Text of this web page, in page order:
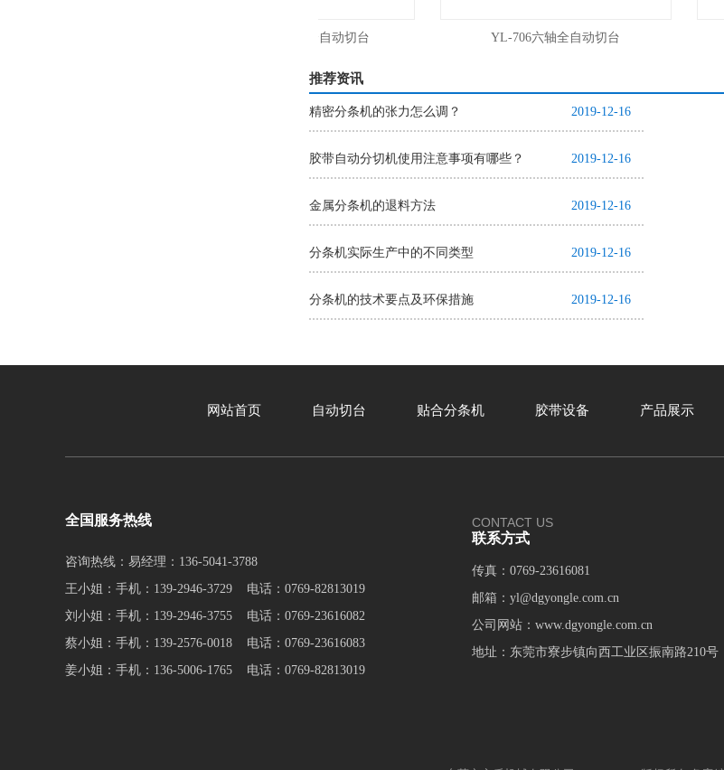
YL-701单轴切全自动切台 YL-706六轴全自动切台
推荐资讯
精密分条机的张力怎么调？ 2019-12-16
胶带自动分切机使用注意事项有哪些？ 2019-12-16
金属分条机的退料方法 2019-12-16
分条机实际生产中的不同类型 2019-12-16
分条机的技术要点及环保措施 2019-12-16
网站首页 自动切台 贴合分条机 胶带设备 产品展示
全国服务热线
咨询热线：易经理：136-5041-3788
王小姐：手机：139-2946-3729 电话：0769-82813019
刘小姐：手机：139-2946-3755 电话：0769-23616082
蔡小姐：手机：139-2576-0018 电话：0769-23616083
姜小姐：手机：136-5006-1765 电话：0769-82813019
CONTACT US
联系方式
传真：0769-23616081
邮箱： yl@dgyongle.com.cn
公司网站： www.dgyongle.com.cn
地址：东莞市寮步镇向西工业区振南路210号